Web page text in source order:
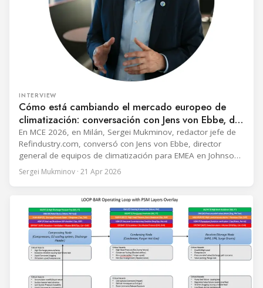
INTERVIEW
Cómo está cambiando el mercado europeo de
climatización: conversación con Jens von Ebbe, de
Johnson Controls
En MCE 2026, en Milán, Sergei Mukminov, redactor jefe de
Refindustry.com, conversó con Jens von Ebbe, director
general de equipos de climatización para EMEA en Johnson
Controls. La conversación aborda tres años de cambios en
el mercado bajo su liderazgo, desde la aceleración de la
Sergei Mukminov · 21 Apr 2026